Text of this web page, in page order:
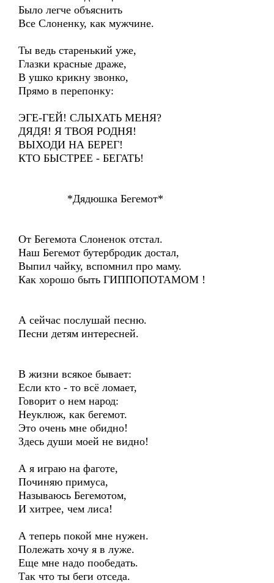
Было легче объяснить
Все Слоненку, как мужчине.
Ты ведь старенький уже,
Глазки красные драже,
В ушко крикну звонко,
Прямо в перепонку:
ЭГЕ-ГЕЙ! СЛЫХАТЬ МЕНЯ?
ДЯДЯ! Я ТВОЯ РОДНЯ!
ВЫХОДИ НА БЕРЕГ!
КТО БЫСТРЕЕ - БЕГАТЬ!
*Дядюшка Бегемот*
От Бегемота Слоненок отстал.
Наш Бегемот бутербродик достал,
Выпил чайку, вспомнил про маму.
Как хорошо быть ГИППОПОТАМОМ !
А сейчас послушай песню.
Песни детям интересней.
В жизни всякое бывает:
Если кто - то всё ломает,
Говорит о нем народ:
Неуклюж, как бегемот.
Это очень мне обидно!
Здесь души моей не видно!
А я играю на фаготе,
Починяю примуса,
Называюсь Бегемотом,
И хитрее, чем лиса!
А теперь покой мне нужен.
Полежать хочу я в луже.
Еще мне надо пообедать.
Так что ты беги отседа.